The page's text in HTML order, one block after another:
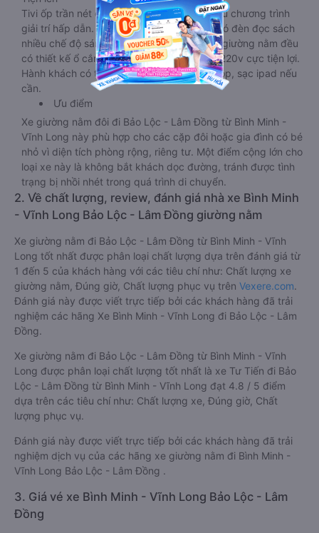
Tivi ốp trần nét cứng, đầu HD tích hợp nhiều chương trình
giải trí hấp dẫn. Trong phòng có tai nghe, có đèn đọc sách
nhiều chế độ sáng, wifi tốc độ cao. Tại mỗi giường nằm đều
có thiết kế ổ cắm sạc đa năng nguồn điện 220v cực tiện lợi.
Hành khách có thể sạc điện thoại, sạc laptop, sạc ipad nếu
cần.
Ưu điểm
Xe giường nằm đôi đi Bảo Lộc - Lâm Đồng từ Bình Minh -
Vĩnh Long này phù hợp cho các cặp đôi hoặc gia đình có bé
nhỏ vì diện tích phòng rộng, riêng tư. Một điểm cộng lớn cho
loại xe này là không bắt khách dọc đường, tránh được tình
trạng bị nhồi nhét trong quá trình di chuyển.
2. Về chất lượng, review, đánh giá nhà xe Bình Minh
- Vĩnh Long Bảo Lộc - Lâm Đồng giường nằm
Xe giường nằm đi Bảo Lộc - Lâm Đồng từ Bình Minh - Vĩnh
Long tốt nhất được phân loại chất lượng dựa trên đánh giá từ
1 đến 5 của khách hàng với các tiêu chí như: Chất lượng xe
giường nằm, Đúng giờ, Chất lượng phục vụ trên Vexere.com.
Đánh giá này được viết trực tiếp bởi các khách hàng đã trải
nghiệm các hãng Xe Bình Minh - Vĩnh Long đi Bảo Lộc - Lâm
Đồng.
Xe giường nằm đi Bảo Lộc - Lâm Đồng từ Bình Minh - Vĩnh
Long được phân loại chất lượng tốt nhất là xe Tư Tiến đi Bảo
Lộc - Lâm Đồng từ Bình Minh - Vĩnh Long đạt 4.8 / 5 điểm
dựa trên các tiêu chí như: Chất lượng xe, Đúng giờ, Chất
lượng phục vụ.
Đánh giá này được viết trực tiếp bởi các khách hàng đã trải
nghiệm dịch vụ của các hãng xe giường nằm đi Bình Minh -
Vĩnh Long Bảo Lộc - Lâm Đồng .
3. Giá vé xe Bình Minh - Vĩnh Long Bảo Lộc - Lâm
Đồng